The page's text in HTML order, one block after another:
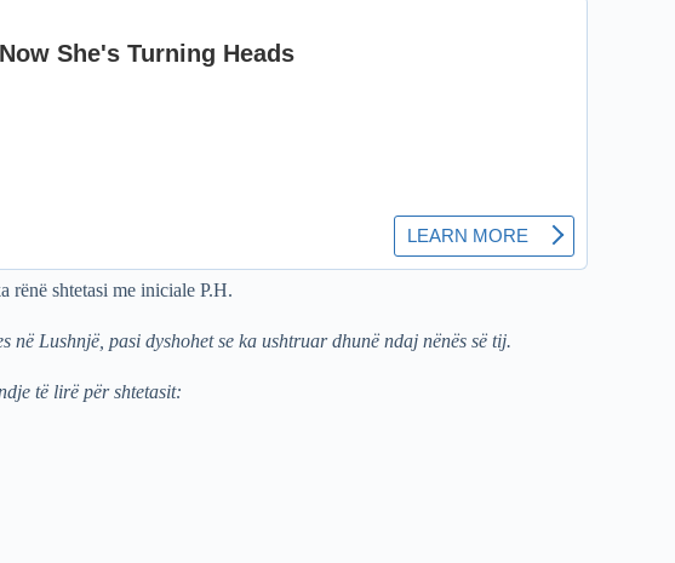
rënë shtetasi me iniciale P.H.
Lushnjë, pasi dyshohet se ka ushtruar dhunë ndaj nënës së tij.
të lirë për shtetasit: